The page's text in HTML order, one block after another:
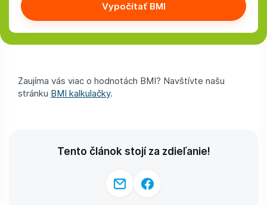
Vypočítať BMI
Zaujíma vás viac o hodnotách BMI? Navštívte našu
stránku BMI kalkulačky.
Tento článok stojí za zdieľanie!